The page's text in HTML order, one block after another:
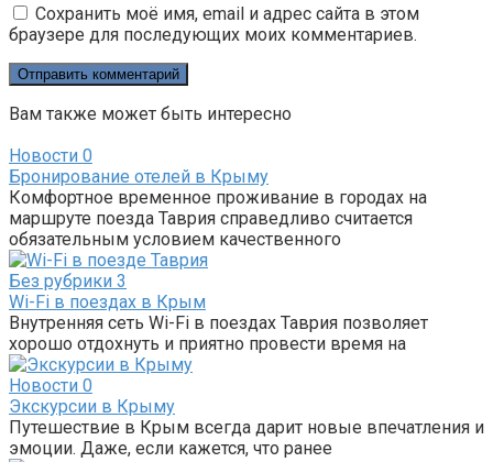
Сохранить моё имя, email и адрес сайта в этом
браузере для последующих моих комментариев.
Вам также может быть интересно
Новости 0
Бронирование отелей в Крыму
Комфортное временное проживание в городах на
маршруте поезда Таврия справедливо считается
обязательным условием качественного
Без рубрики 3
Wi-Fi в поездах в Крым
Внутренняя сеть Wi-Fi в поездах Таврия позволяет
хорошо отдохнуть и приятно провести время на
Новости 0
Экскурсии в Крыму
Путешествие в Крым всегда дарит новые впечатления и
эмоции. Даже, если кажется, что ранее